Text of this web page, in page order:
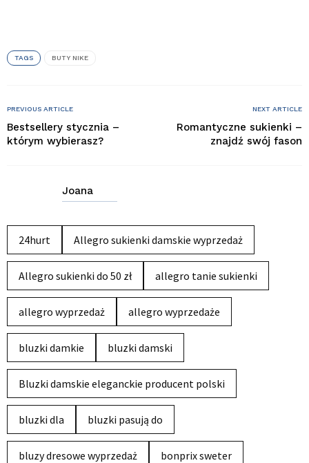
TAGS BUTY NIKE
PREVIOUS ARTICLE
Bestsellery stycznia –
którym wybierasz?
NEXT ARTICLE
Romantyczne sukienki –
znajdź swój fason
Joana
24hurt Allegro sukienki damskie wyprzedaż
Allegro sukienki do 50 zł allegro tanie sukienki
allegro wyprzedaż allegro wyprzedaże
bluzki damkie bluzki damski
Bluzki damskie eleganckie producent polski
bluzki dla bluzki pasują do
bluzy dresowe wyprzedaż bonprix sweter